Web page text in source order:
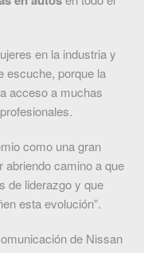
en la industria y
escuche, porque la
acceso a muchas
como una gran
abriendo camino a que
de liderazgo y que
esta evolución”.
de Nissan